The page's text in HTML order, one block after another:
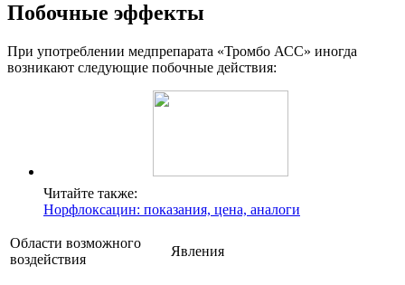
Побочные эффекты
При употреблении медпрепарата «Тромбо АСС» иногда
возникают следующие побочные действия:
Читайте также:
Норфлоксацин: показания, цена, аналоги
Области возможного
воздействия
Явления